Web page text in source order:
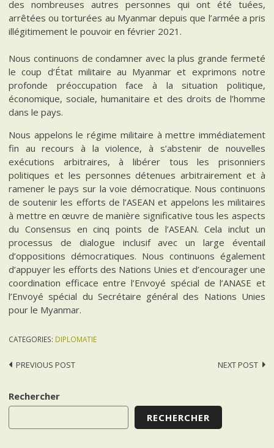
des nombreuses autres personnes qui ont été tuées,
arrêtées ou torturées au Myanmar depuis que l’armée a pris
illégitimement le pouvoir en février 2021.
Nous continuons de condamner avec la plus grande fermeté
le coup d’État militaire au Myanmar et exprimons notre
profonde préoccupation face à la situation politique,
économique, sociale, humanitaire et des droits de l’homme
dans le pays.
Nous appelons le régime militaire à mettre immédiatement
fin au recours à la violence, à s’abstenir de nouvelles
exécutions arbitraires, à libérer tous les prisonniers
politiques et les personnes détenues arbitrairement et à
ramener le pays sur la voie démocratique. Nous continuons
de soutenir les efforts de l’ASEAN et appelons les militaires
à mettre en œuvre de manière significative tous les aspects
du Consensus en cinq points de l’ASEAN. Cela inclut un
processus de dialogue inclusif avec un large éventail
d’oppositions démocratiques. Nous continuons également
d’appuyer les efforts des Nations Unies et d’encourager une
coordination efficace entre l’Envoyé spécial de l’ANASE et
l’Envoyé spécial du Secrétaire général des Nations Unies
pour le Myanmar.
CATEGORIES: DIPLOMATIE
Post
PREVIOUS POST NEXT POST
Rechercher
RECHERCHER